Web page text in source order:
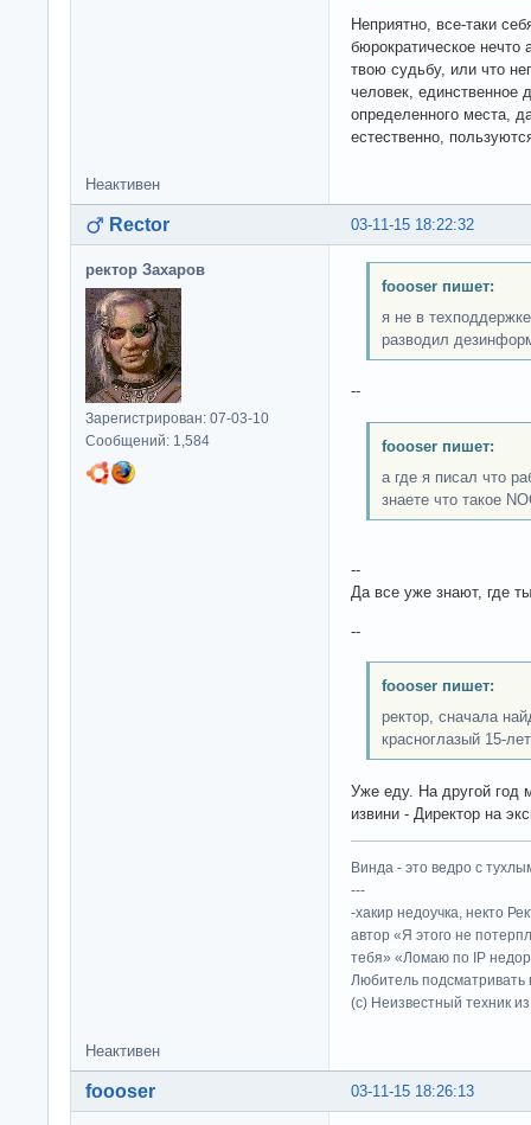
Неприятно, все-таки
бюрократическое нечто
твою судьбу, или что
человек, единственное
определенного места,
естественно,
Неактивен
03-11-15 18:22:32
Rector
ректор Захаров
Зарегистрирован: 07-03-10
Сообщений: 1,584
foooser пишет:
я не в
разводил
--
foooser пишет:
а где я писал что
знаете что такое
--
Да все уже знают, где
--
foooser пишет:
ректор, сначала
красноглазый 15-
Уже еду. На другой год
извини - Директор на
Винда - это ведро с
---
-хакир недоучка, некто
автор «Я этого не
тебя» «Ломаю по IP
Любитель подсматривать
(c) Неизвестный техник
Неактивен
03-11-15 18:26:13
foooser